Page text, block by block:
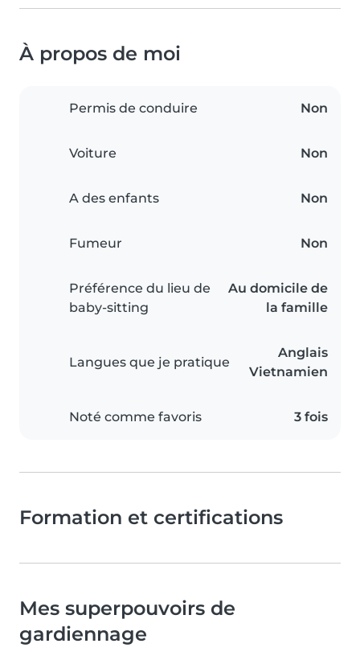
À propos de moi
Permis de conduire Non
Voiture Non
A des enfants Non
Fumeur Non
Préférence du lieu de
baby-sitting
Au domicile de
la famille
Langues que je pratique
Anglais
Vietnamien
Noté comme favoris 3 fois
Formation et certifications
Mes superpouvoirs de
gardiennage